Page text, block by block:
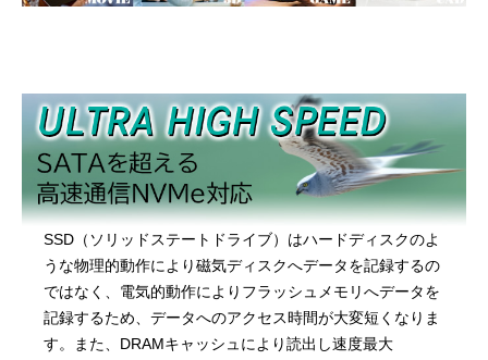
SSD（ソリッドステートドライブ）はハードディスクのよ
うな物理的動作により磁気ディスクへデータを記録するの
ではなく、電気的動作によりフラッシュメモリへデータを
記録するため、データへのアクセス時間が大変短くなりま
す。また、DRAMキャッシュにより読出し速度最大